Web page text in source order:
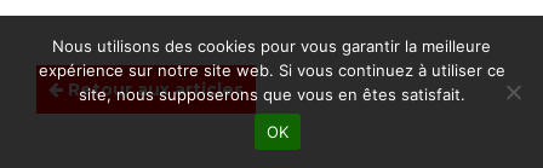
Retour aux articles
Nous utilisons des cookies pour vous garantir la meilleure
expérience sur notre site web. Si vous continuez à utiliser ce
site, nous supposerons que vous en êtes satisfait.
OK